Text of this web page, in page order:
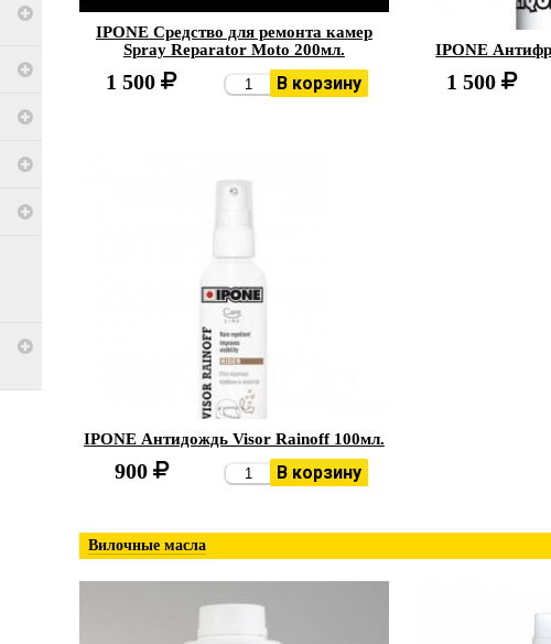
IPONE Средство для ремонта камер
Spray Reparator Moto 200мл.
1 500 В корзину
IPONE
1 500
IPONE Антидождь Visor Rainoff 100мл.
900 В корзину
Вилочные масла